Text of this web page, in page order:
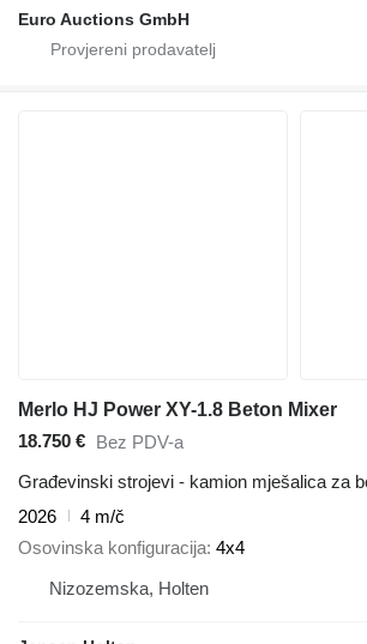
Euro Auctions GmbH
Merlo HJ Power XY-1.8 Beton Mixer
18.750 € Bez PDV-a
Građevinski strojevi - kamion mješalica za
2026
4 m/č
Osovinska konfiguracija 4x4
Nizozemska, Holten